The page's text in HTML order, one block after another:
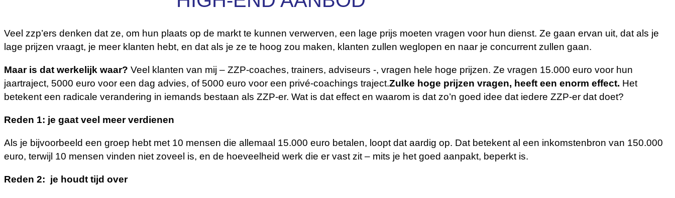
Veel zzp’ers denken dat ze, om hun plaats op de markt te kunnen verwerven, een lage prijs moeten vragen voor hun dienst. Ze gaan ervan uit, dat als je
lage prijzen vraagt, je meer klanten hebt, en dat als je ze te hoog zou maken, klanten zullen weglopen en naar je concurrent zullen gaan.
Maar is dat werkelijk waar? Veel klanten van mij – ZZP-coaches, trainers, adviseurs -, vragen hele hoge prijzen. Ze vragen 15.000 euro voor hun
jaartraject, 5000 euro voor een dag advies, of 5000 euro voor een privé-coachings traject.Zulke hoge prijzen vragen, heeft een enorm effect. Het
betekent een radicale verandering in iemands bestaan als ZZP-er. Wat is dat effect en waarom is dat zo’n goed idee dat iedere ZZP-er dat doet?
Reden 1: je gaat veel meer verdienen
Als je bijvoorbeeld een groep hebt met 10 mensen die allemaal 15.000 euro betalen, loopt dat aardig op. Dat betekent al een inkomstenbron van 150.000
euro, terwijl 10 mensen vinden niet zoveel is, en de hoeveelheid werk die er vast zit – mits je het goed aanpakt, beperkt is.
Reden 2: je houdt tijd over